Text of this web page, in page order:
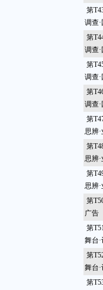
第
调查
第
调查
第
调查
第
调查
第
思辨
第
思辨
第
思辨
第
广告
第
舞台
第
舞台
第